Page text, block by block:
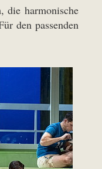
die harmonische
den passenden